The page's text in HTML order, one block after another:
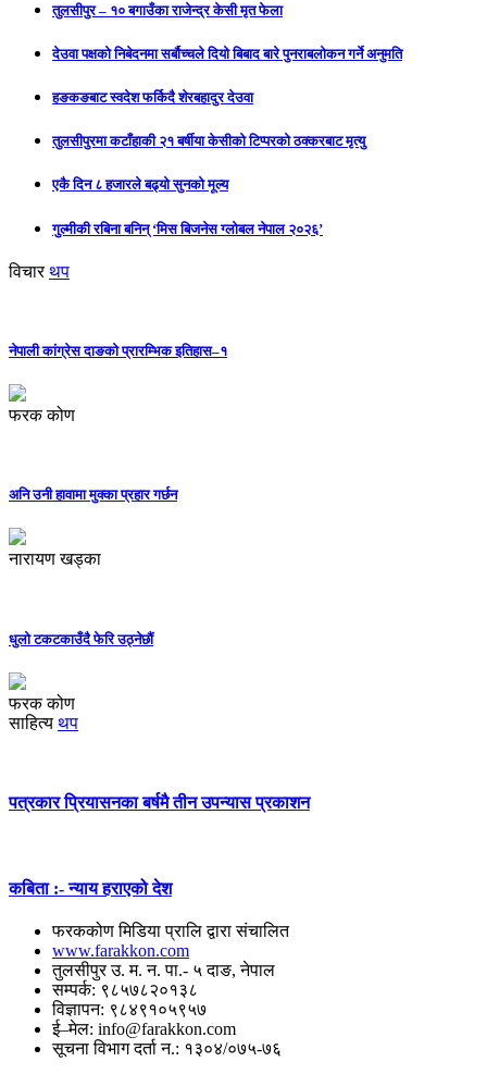
तुलसीपुर – १० बगाउँका राजेन्द्र केसी मृत फेला
देउवा पक्षको निबेदनमा सर्बौच्चले दियो बिबाद बारे पुनराबलोकन गर्ने अनुमति
हङकङबाट स्वदेश फर्किदै शेरबहादुर देउवा
तुलसीपुरमा कटाँहाकी २१ बर्षीया केसीको टिप्परको ठक्करबाट मृत्यु
एकै दिन ८ हजारले बढ्यो सुनको मूल्य
गुल्मीकी रबिना बनिन् ‘मिस बिजनेस ग्लोबल नेपाल २०२६’
विचार थप
नेपाली कांग्रेस दाङको प्रारम्भिक इतिहास–१
फरक कोण
अनि उनी हावामा मुक्का प्रहार गर्छन
नारायण खड्का
धुलो टकटकाउँदै फेरि उठ्नेछौं
फरक कोण
साहित्य थप
पत्रकार प्रियासनका बर्षमै तीन उपन्यास प्रकाशन
कबिता :- न्याय हराएको देश
फरककोण मिडिया प्रालि द्वारा संचालित
www.farakkon.com
तुलसीपुर उ. म. न. पा.- ५ दाङ, नेपाल
सम्पर्क: ९८५७८२०१३८
विज्ञापन: ९८४९१०५९५७
ई–मेल: info@farakkon.com
सूचना विभाग दर्ता न.: १३०४/०७५-७६